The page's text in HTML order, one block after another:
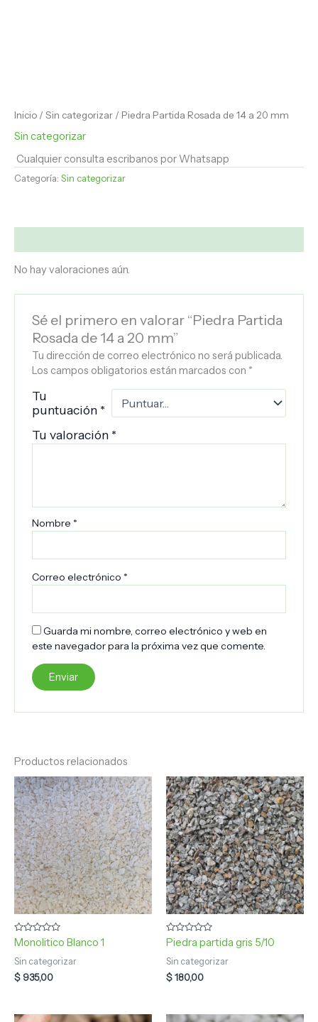
Inicio / Sin categorizar / Piedra Partida Rosada de 14 a 20 mm
Sin categorizar
Cualquier consulta escribanos por Whatsapp
Categoría: Sin categorizar
No hay valoraciones aún.
Sé el primero en valorar “Piedra Partida
Rosada de 14 a 20 mm”
Tu dirección de correo electrónico no será publicada.
Los campos obligatorios están marcados con *
Tu
puntuación *
Tu valoración *
Nombre *
Correo electrónico *
Guarda mi nombre, correo electrónico y web en
este navegador para la próxima vez que comente.
Productos relacionados
Valorado
con
0
de
5
Monolitico Blanco 1
Sin categorizar
$ 935,00
Valorado
con
0
de
5
Piedra partida gris 5/10
Sin categorizar
$180,00